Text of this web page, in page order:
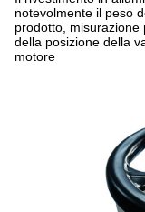
notevolmente il peso
prodotto, misurazione
della posizione della
motore